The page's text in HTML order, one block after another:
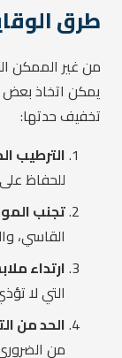
طرق
من غير الممكن
يمكن اتخاذ بعض
تخفيف حدتها:
الترطيب
للحفاظ
تجنب
القاسي،
ارتداء
التي لا
الحد من
من